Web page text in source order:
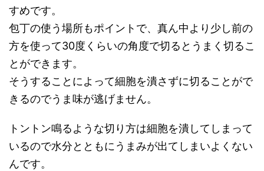
すめです。
包丁の使う場所もポイントで、真ん中より少し前の
方を使って30度くらいの角度で切るとうまく切るこ
とができます。
そうすることによって細胞を潰さずに切ることがで
きるのでうま味が逃げません。
トントン鳴るような切り方は細胞を潰してしまって
いるので水分とともにうまみが出てしまいよくない
んです。